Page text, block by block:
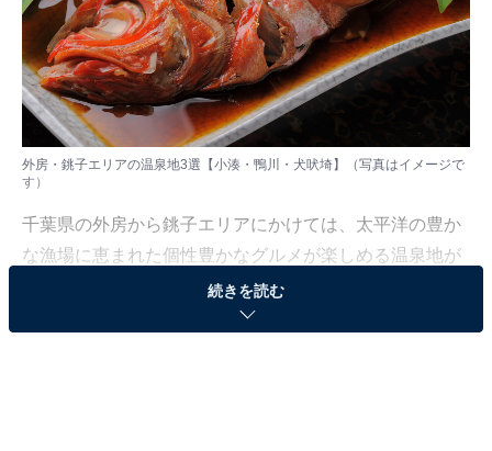
外房・銚子エリアの温泉地3選【小湊・鴨川・犬吠埼】（写真はイメージで
す）
千葉県の外房から銚子エリアにかけては、太平洋の豊か
な漁場に恵まれた個性豊かなグルメが楽しめる温泉地が
そろっています。房総ならではの海の幸と名物料理とと
もに楽しめる3つの温泉地をご紹介します。
続きを読む